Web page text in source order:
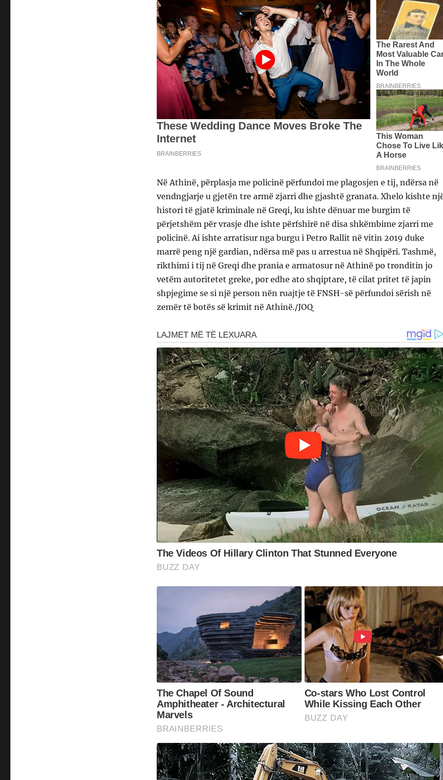
Në Athinë, përplasja me policinë përfundoi me plagosjen e tij, ndërsa në
vendngjarje u gjetën tre armë zjarri dhe gjashtë granata. Xhelo kishte
histori të gjatë kriminale në Greqi, ku ishte dënuar me burgim të
përjetshëm për vrasje dhe ishte përfshirë në disa shkëmbime zjarri me
policinë. Ai ishte arratisur nga burgu i Petro Rallit në vitin 2019 duke
marrë peng një gardian, ndërsa më pas u arrestua në Shqipëri. Tashmë,
rikthimi i tij në Greqi dhe prania e armatosur në Athinë po tronditin jo
vetëm autoritetet greke, por edhe ato shqiptare, të cilat pritet të japin
shpjegime se si një person nën ruajtje të FNSH-së përfundoi sërish në
zemër të botës së krimit në Athinë./JOQ